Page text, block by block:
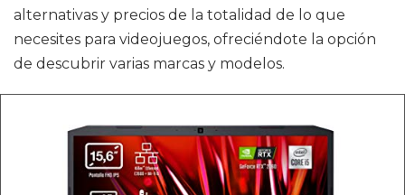
alternativas y precios de la totalidad de lo que
necesites para videojuegos, ofreciéndote la opción
de descubrir varias marcas y modelos.